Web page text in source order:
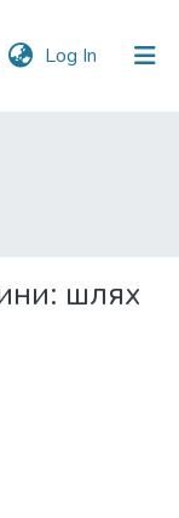
Log In (current)
шлях